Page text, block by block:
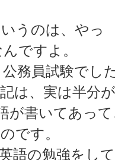
うのは、やっ
ですよ。
務員試験でし
は、実は半分
が書いてあっ
です。
語の勉強をし